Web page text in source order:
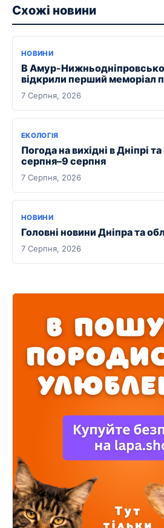
Схожі новини
НОВИНИ
В Амур-
відкрили перший меморіал
7 Серпня, 2026
ЕКОЛОГІЯ
Погода на вихідні в Дніпрі
серпня–9 серпня
7 Серпня, 2026
НОВИНИ
Головні новини Дніпра та
7 Серпня, 2026